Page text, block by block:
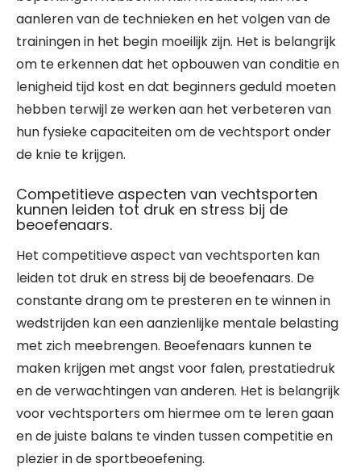
aanleren van de technieken en het volgen van de
trainingen in het begin moeilijk zijn. Het is belangrijk
om te erkennen dat het opbouwen van conditie en
lenigheid tijd kost en dat beginners geduld moeten
hebben terwijl ze werken aan het verbeteren van
hun fysieke capaciteiten om de vechtsport onder
de knie te krijgen.
Competitieve aspecten van vechtsporten
kunnen leiden tot druk en stress bij de
beoefenaars.
Het competitieve aspect van vechtsporten kan
leiden tot druk en stress bij de beoefenaars. De
constante drang om te presteren en te winnen in
wedstrijden kan een aanzienlijke mentale belasting
met zich meebrengen. Beoefenaars kunnen te
maken krijgen met angst voor falen, prestatiedruk
en de verwachtingen van anderen. Het is belangrijk
voor vechtsporters om hiermee om te leren gaan
en de juiste balans te vinden tussen competitie en
plezier in de sportbeoefening.